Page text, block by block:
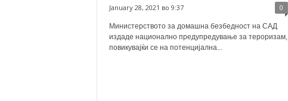
January 28, 2021 во 9:37 0
Министерството за домашна безбедност на САД
издаде национално предупредување за тероризам,
повикувајќи се на потенцијална...